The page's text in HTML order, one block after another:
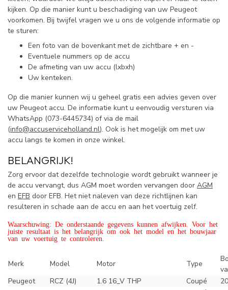
kijken. Op die manier kunt u beschadiging van uw Peugeot
voorkomen. Bij twijfel vragen we u ons de volgende informatie op
te sturen:
Een foto van de bovenkant met de zichtbare + en -
Eventuele nummers op de accu
De afmeting van uw accu (lxbxh)
Uw kenteken.
Op die manier kunnen wij u geheel gratis een advies geven over
uw Peugeot accu. De informatie kunt u eenvoudig versturen via
WhatsApp (073-6445734) of via de mail
(info@accuserviceholland.nl). Ook is het mogelijk om met uw
accu langs te komen in onze winkel.
BELANGRIJK!
Zorg ervoor dat dezelfde technologie wordt gebruikt wanneer je
de accu vervangt, dus AGM moet worden vervangen door AGM
en EFB door EFB. Het niet naleven van deze richtlijnen kan
resulteren in schade aan de accu en aan het voertuig zelf.
Waarschuwing: De onderstaande gegevens kunnen afwijken. Voor het
juiste resultaat is het belangrijk om ook het model en het bouwjaar
van uw voertuig te controleren.
Merk Model Motor Type
Peugeot
RCZ (4J) 1.6 16_V THP Coupé